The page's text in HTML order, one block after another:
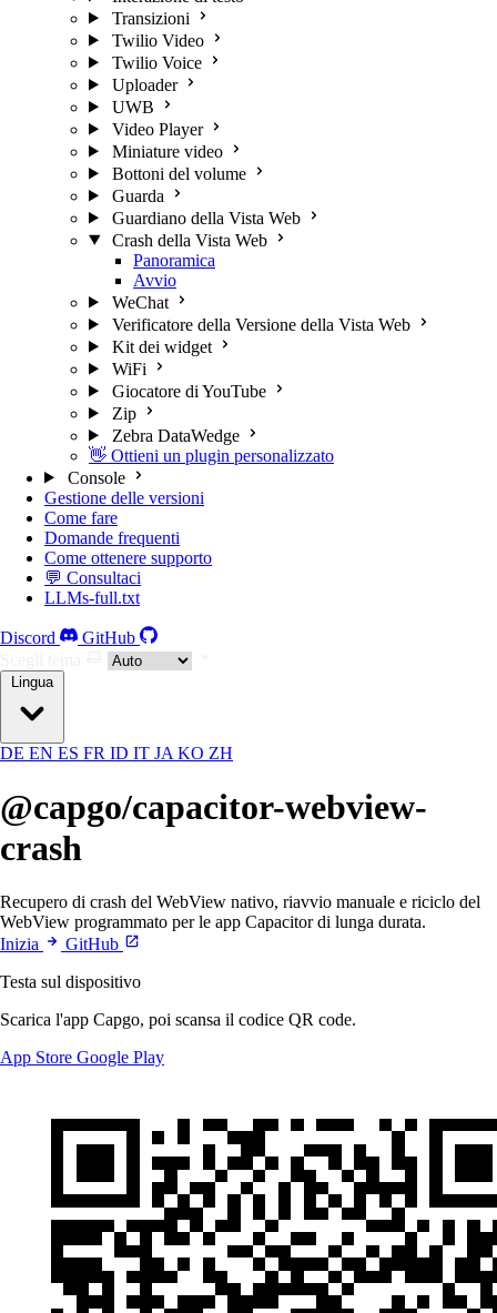
Transizioni
Twilio Video
Twilio Voice
Uploader
UWB
Video Player
Miniature video
Bottoni del volume
Guarda
Guardiano della Vista Web
Crash della Vista Web
Panoramica
Avvio
WeChat
Verificatore della Versione della Vista Web
Kit dei widget
WiFi
Giocatore di YouTube
Zip
Zebra DataWedge
👋 Ottieni un plugin personalizzato
Console
Gestione delle versioni
Come fare
Domande frequenti
Come ottenere supporto
💬 Consultaci
LLMs-full.txt
Discord
GitHub
Lingua
DE EN ES FR ID IT JA KO ZH
@capgo/capacitor-webview-
crash
Recupero di crash del WebView nativo, riavvio manuale e riciclo del
WebView programmato per le app Capacitor di lunga durata.
Inizia
GitHub
Testa sul dispositivo
Scarica l'app Capgo, poi scansa il codice QR code.
App Store Google Play